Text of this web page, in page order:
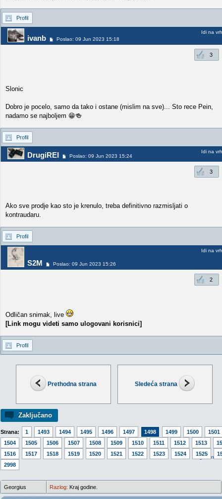
Prethodna strana Sledeća strana
Zaključano
Strana: 1 1493 1494 1495 1496 1497 1498 1499 1500
1501
1504
1505 1506 1507 1508 1509 1510 1511 1512 1513
1516
1517 1518 1519 1520 1521 1522 1523 1524 1525
2998
Idi na
Profil
ivanb Poslao: 09 Jun 2023 15:18
Idi na vrh
3
Slonic
Dobro je pocelo, samo da tako i ostane (mislim na sve)... Sto rece Pein,
nadamo se najboljem 😁🍻
Profil
DrugiREI Poslao: 09 Jun 2023 15:24
Idi na vrh
3
Ako sve prodje kao sto je krenulo, treba definitivno razmisljati o
kontraudaru.
Profil
S2M Poslao: 09 Jun 2023 15:26
Idi na vrh
2
Odličan snimak, live
[Link mogu videti samo ulogovani korisnici]
Profil
Georgius Razlog: Kraj godine.